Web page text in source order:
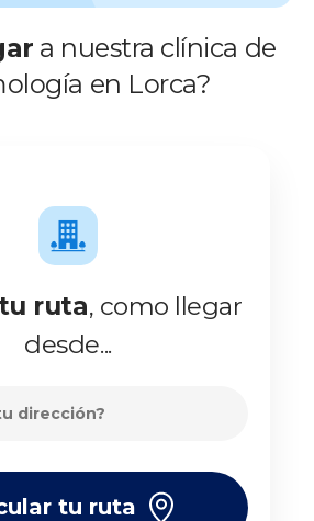
promociones.Registro sanitario NRS
CS2046.
a nuestra clínica de
en Lorca?
ruta, como llegar
desde...
tu ruta